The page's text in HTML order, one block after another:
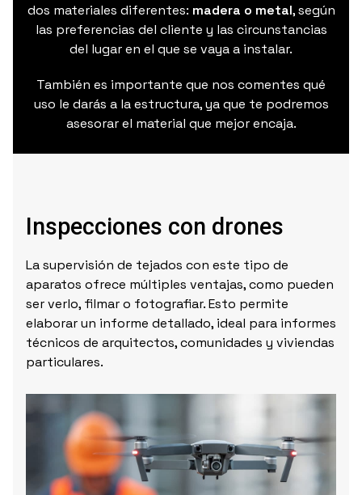
dos materiales diferentes: madera o metal, según
las preferencias del cliente y las circunstancias
del lugar en el que se vaya a instalar.
También es importante que nos comentes qué
uso le darás a la estructura, ya que te podremos
asesorar el material que mejor encaja.
Inspecciones con drones
La supervisión de tejados con este tipo de
aparatos ofrece múltiples ventajas, como pueden
ser verlo, filmar o fotografiar. Esto permite
elaborar un informe detallado, ideal para informes
técnicos de arquitectos, comunidades y viviendas
particulares.